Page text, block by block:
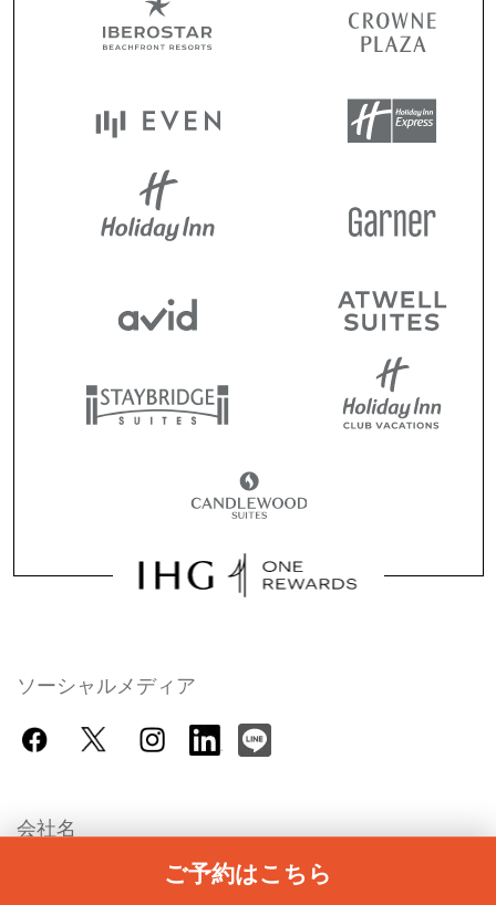
ご予約はこちら
ソーシャルメディア
会社名
IHGの採用情報（英語）
ホテルの検索